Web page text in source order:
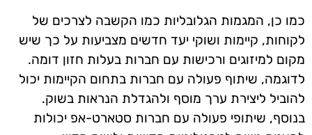
כמו כן, המגמות הגלובליות כמו הקשבה לצרכים של
לקוחות, קיימות ושוקי יעד חדשים מצביעות על כך שיש
מקום למיזוגים ורכישות עם חברות בעלות חזון דומה.
לדוגמה, שיתוף פעולה עם חברות בתחום הקיימות יכול
להוביל ליצירת ערך מוסף ולהגדלת הנראות בשוק.
בנוסף, שיתופי פעולה עם חברות סטארט-אפ יכולות